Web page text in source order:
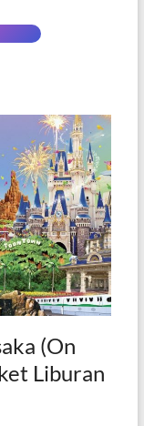
(On
Liburan